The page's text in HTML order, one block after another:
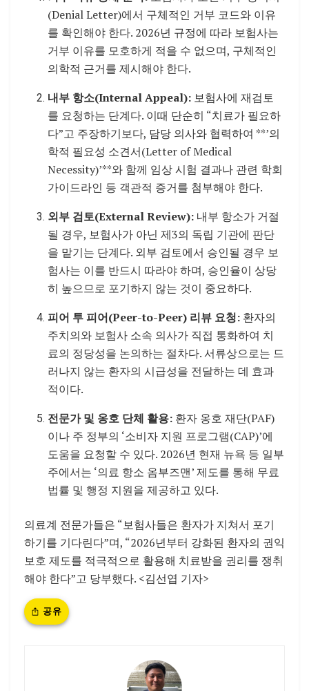
(Denial Letter)에서 구체적인 거부 코드와 이유
를 확인해야 한다. 2026년 규정에 따라 보험사는
거부 이유를 모호하게 적을 수 없으며, 구체적인
의학적 근거를 제시해야 한다.
내부 항소(Internal Appeal): 보험사에 재검토
를 요청하는 단계다. 이때 단순히 “치료가 필요하
다”고 주장하기보다, 담당 의사와 협력하여 **’의
학적 필요성 소견서(Letter of Medical
Necessity)’**와 함께 임상 시험 결과나 관련 학회
가이드라인 등 객관적 증거를 첨부해야 한다.
외부 검토(External Review): 내부 항소가 거절
될 경우, 보험사가 아닌 제3의 독립 기관에 판단
을 맡기는 단계다. 외부 검토에서 승인될 경우 보
험사는 이를 반드시 따라야 하며, 승인율이 상당
히 높으므로 포기하지 않는 것이 중요하다.
피어 투 피어(Peer-to-Peer) 리뷰 요청: 환자의
주치의와 보험사 소속 의사가 직접 통화하여 치
료의 정당성을 논의하는 절차다. 서류상으로는 드
러나지 않는 환자의 시급성을 전달하는 데 효과
적이다.
전문가 및 옹호 단체 활용: 환자 옹호 재단(PAF)
이나 주 정부의 ‘소비자 지원 프로그램(CAP)’에
도움을 요청할 수 있다. 2026년 현재 뉴욕 등 일부
주에서는 ‘의료 항소 옴부즈맨’ 제도를 통해 무료
법률 및 행정 지원을 제공하고 있다.
의료계 전문가들은 “보험사들은 환자가 지쳐서 포기
하기를 기다린다”며, “2026년부터 강화된 환자의 권익
보호 제도를 적극적으로 활용해 치료받을 권리를 쟁취
해야 한다”고 당부했다. <김선엽 기자>
공유